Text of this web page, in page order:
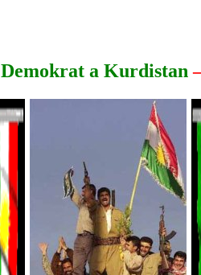
Demokrat a Kurdistan